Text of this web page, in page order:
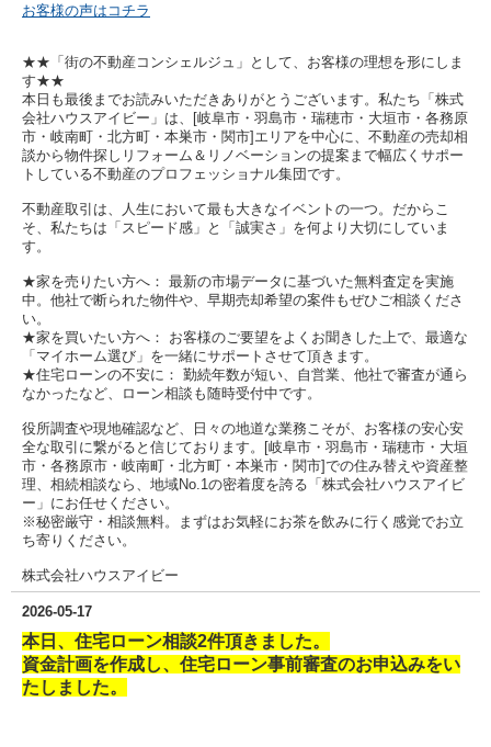
お客様の声はコチラ
★★「街の不動産コンシェルジュ」として、お客様の理想を形にしま
す★★
本日も最後までお読みいただきありがとうございます。私たち「株式
会社ハウスアイビー」は、[岐阜市・羽島市・瑞穂市・大垣市・各務原
市・岐南町・北方町・本巣市・関市]エリアを中心に、不動産の売却相
談から物件探しリフォーム＆リノベーションの提案まで幅広くサポー
トしている不動産のプロフェッショナル集団です。
不動産取引は、人生において最も大きなイベントの一つ。だからこ
そ、私たちは「スピード感」と「誠実さ」を何より大切にしていま
す。
★家を売りたい方へ： 最新の市場データに基づいた無料査定を実施
中。他社で断られた物件や、早期売却希望の案件もぜひご相談くださ
い。
★家を買いたい方へ： お客様のご要望をよくお聞きした上で、最適な
「マイホーム選び」を一緒にサポートさせて頂きます。
★住宅ローンの不安に： 勤続年数が短い、自営業、他社で審査が通ら
なかったなど、ローン相談も随時受付中です。
役所調査や現地確認など、日々の地道な業務こそが、お客様の安心安
全な取引に繋がると信じております。[岐阜市・羽島市・瑞穂市・大垣
市・各務原市・岐南町・北方町・本巣市・関市]での住み替えや資産整
理、相続相談なら、地域No.1の密着度を誇る「株式会社ハウスアイビ
ー」にお任せください。
※秘密厳守・相談無料。まずはお気軽にお茶を飲みに行く感覚でお立
ち寄りください。
株式会社ハウスアイビー
2026-05-17
本日、住宅ローン相談2件頂きました。
資金計画を作成し、住宅ローン事前審査のお申込みをい
たしました。